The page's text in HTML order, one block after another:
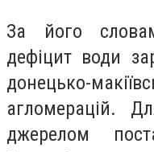
За його
дефіцит води
донецько-
агломерацій.
джерелом